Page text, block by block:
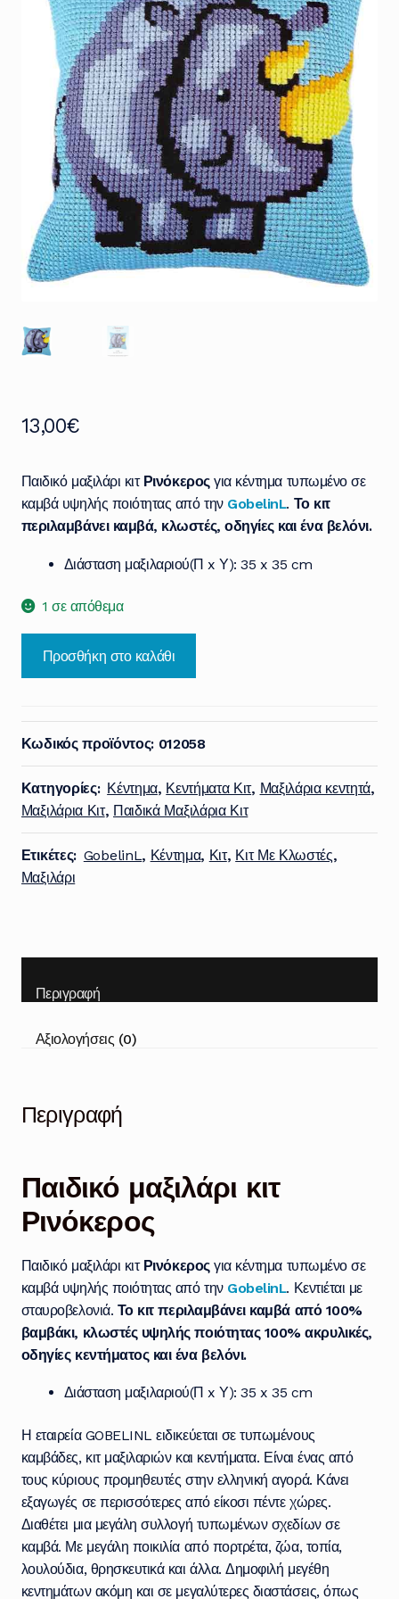
13,00€
Παιδικό μαξιλάρι κιτ Ρινόκεροςγια κέντημα τυπωμένο σε
καμβά υψηλής ποιότητας από την GobelinL. Το κιτ
περιλαμβάνει καμβά, κλωστές, οδηγίες και ένα βελόνι.
Διάσταση μαξιλαριού(Π x Υ): 35 x 35 cm
1 σε απόθεμα
Προσθήκη στο καλάθι
Κωδικός προϊόντος: 012058
Κατηγορίες: Κέντημα, Κεντήματα Κιτ, Μαξιλάρια κεντητά,
Μαξιλάρια Κιτ, Παιδικά Μαξιλάρια Κιτ
Ετικέτες: GobelinL, Κέντημα, Κιτ, Κιτ Με Κλωστές,
Μαξιλάρι
Περιγραφή
Αξιολογήσεις (0)
Περιγραφή
Παιδικό μαξιλάρι κιτ
Ρινόκερος
Παιδικό μαξιλάρι κιτΡινόκεροςγια κέντημα τυπωμένο σε
καμβά υψηλής ποιότητας από την GobelinL. Κεντιέται με
σταυροβελονιά. Το κιτ περιλαμβάνει καμβά από 100%
βαμβάκι, κλωστές υψηλής ποιότητας 100% ακρυλικές,
οδηγίες κεντήματος και ένα βελόνι.
Διάσταση μαξιλαριού(Π x Υ): 35 x 35 cm
Η εταιρεία GOBELINL ειδικεύεται σε τυπωμένους
καμβάδες, κιτ μαξιλαριών και κεντήματα. Είναι ένας από
τους κύριους προμηθευτές στην ελληνική αγορά. Κάνει
εξαγωγές σε περισσότερες από είκοσι πέντε χώρες.
Διαθέτει μια μεγάλη συλλογή τυπωμένων σχεδίων σε
καμβά. Με μεγάλη ποικιλία από πορτρέτα, ζώα, τοπία,
λουλούδια, θρησκευτικά και άλλα. Δημοφιλή μεγέθη
κεντημάτων ακόμη και σε μεγαλύτερες διαστάσεις, όπως